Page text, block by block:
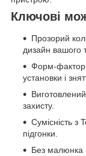
Ключові
Прозорий
дизайн вашого
Форм-фактор
установки і
захисту.
Сумісність з
підгонки.
Без малюнка